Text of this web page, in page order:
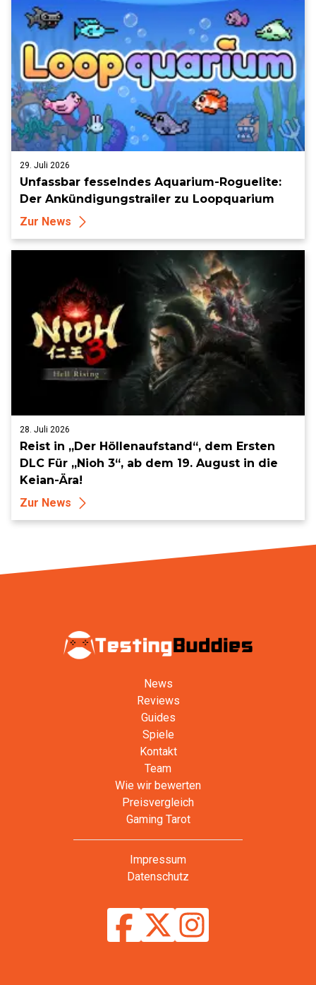
29. Juli 2026
Unfassbar fesselndes Aquarium-Roguelite:
Der Ankündigungstrailer zu Loopquarium
Zur News
28. Juli 2026
Reist in „Der Höllenaufstand“, dem Ersten
DLC Für „Nioh 3“, ab dem 19. August in die
Keian-Ära!
Zur News
News
Reviews
Guides
Spiele
Kontakt
Team
Wie wir bewerten
Preisvergleich
Gaming Tarot
Impressum
Datenschutz